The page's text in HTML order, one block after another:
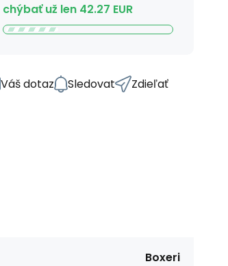
chýbať už len 42.27 EUR
Váš dotaz Sledovat Zdieľať
Boxeri